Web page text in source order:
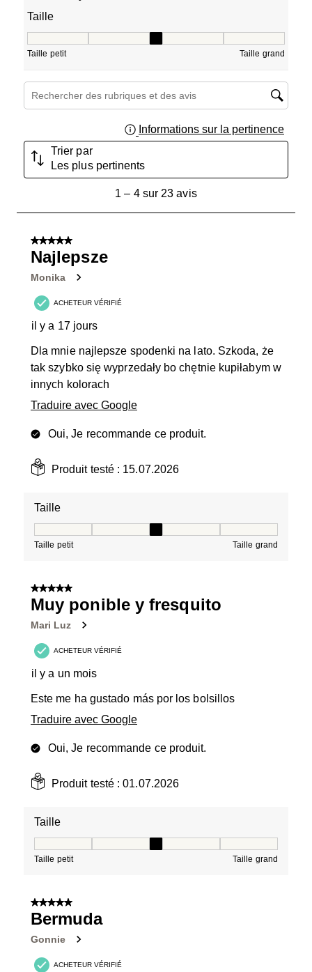
Taille
Taille petit Taille grand
Zone de recherche de sujet et d'avis
Informations sur la pertinence
Trier par
Les plus pertinents
sur
avis.
1 – 4 sur 23 avis
5 sur 5 étoiles.
Najlepsze
Monika
ACHETEUR VÉRIFIÉ
il y a 17 jours
Dla mnie najlepsze spodenki na lato. Szkoda, że
tak szybko się wyprzedały bo chętnie kupiłabym w
innych kolorach
Traduire avec Google
Oui, Je recommande ce produit.
Produit testé : 15.07.2026
Taille
Taille petit Taille grand
5 sur 5 étoiles.
Muy ponible y fresquito
Mari Luz
ACHETEUR VÉRIFIÉ
il y a un mois
Este me ha gustado más por los bolsillos
Traduire avec Google
Oui, Je recommande ce produit.
Produit testé :01.07.2026
Taille
Taille petit Taille grand
5 sur 5 étoiles.
Bermuda
Gonnie
ACHETEUR VÉRIFIÉ